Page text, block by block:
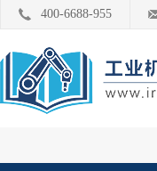
400-6688-955